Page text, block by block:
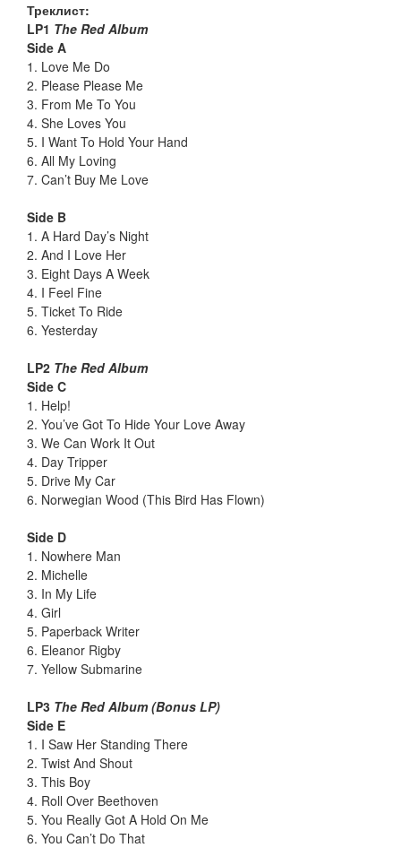
Треклист:
LP1 The Red Album
Side A
1. Love Me Do
2. Please Please Me
3. From Me To You
4. She Loves You
5. I Want To Hold Your Hand
6. All My Loving
7. Can’t Buy Me Love
Side B
1. A Hard Day’s Night
2. And I Love Her
3. Eight Days A Week
4. I Feel Fine
5. Ticket To Ride
6. Yesterday
LP2 The Red Album
Side C
1. Help!
2. You’ve Got To Hide Your Love Away
3. We Can Work It Out
4. Day Tripper
5. Drive My Car
6. Norwegian Wood (This Bird Has Flown)
Side D
1. Nowhere Man
2. Michelle
3. In My Life
4. Girl
5. Paperback Writer
6. Eleanor Rigby
7. Yellow Submarine
LP3 The Red Album (Bonus LP)
Side E
1. I Saw Her Standing There
2. Twist And Shout
3. This Boy
4. Roll Over Beethoven
5. You Really Got A Hold On Me
6. You Can’t Do That